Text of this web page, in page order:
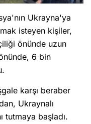
Ukrayna'ya
isteyen kişiler,
önünde uzun
6 bin
karşı beraber
Ukraynalı
tutmaya başladı.